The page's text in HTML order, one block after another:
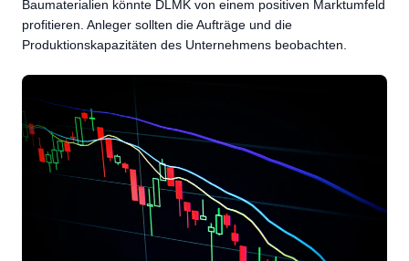
Baumaterialien könnte DLMK von einem positiven Marktumfeld
profitieren. Anleger sollten die Aufträge und die
Produktionskapazitäten des Unternehmens beobachten.